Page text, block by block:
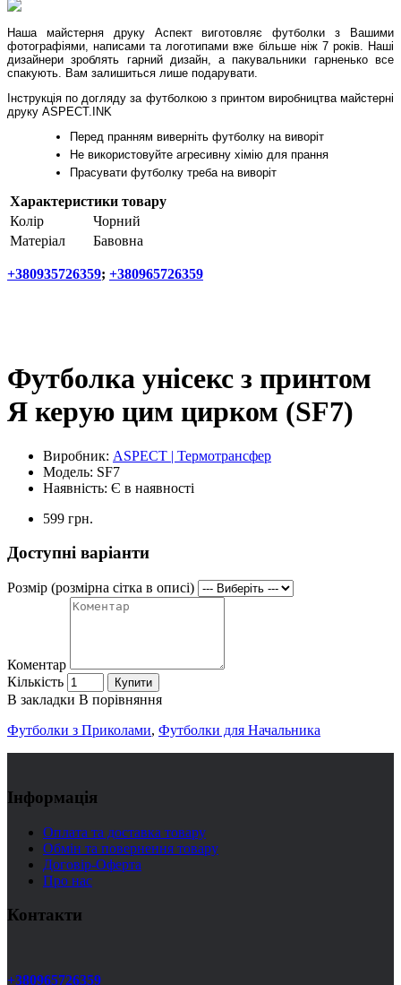
Наша майстерня друку Аспект виготовляє футболки з Вашими
фотографіями, написами та логотипами вже більше ніж 7 років. Наші
дизайнери зроблять гарний дизайн, а пакувальники гарненько все
спакують. Вам залишиться лише подарувати.
Інструкція по догляду за футболкою з принтом виробництва майстерні
друку ASPECT.INK
Перед пранням виверніть футболку на виворіт
Не використовуйте агресивну хімію для прання
Прасувати футболку треба на виворіт
Характеристики товару
Колір
Чорний
Матеріал
Бавовна
+380935726359; +380965726359
Футболка унісекс з принтом
Я керую цим цирком (SF7)
Виробник: ASPECT | Термотрансфер
Модель: SF7
Наявність: Є в наявності
599 грн.
Доступні варіанти
Розмір (розмірна сітка в описі)
Коментар
Кількість
Купити
В закладки В порівняння
Футболки з Приколами, Футболки для Начальника
Інформація
Оплата та доставка товару
Обмін та повернення товару
Договір-Оферта
Про нас
Контакти
+380965726359